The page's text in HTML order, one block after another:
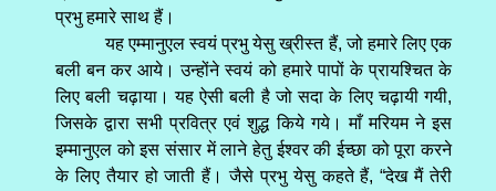
प्रभु हमारे साथ हैं।
यह एम्मानुएल स्वयं प्रभु येसु ख्रीस्त हैं, जो हमारे लिए एक
बली बन कर आये। उन्होंने स्वयं को हमारे पापों के प्रायश्चित के
लिए बली चढ़ाया। यह ऐसी बली है जो सदा के लिए चढ़ायी गयी,
जिसके द्वारा सभी प्रवित्र एवं शुद्ध किये गये। माँ मरियम ने इस
इम्मानुएल को इस संसार में लाने हेतु ईश्वर की ईच्छा को पूरा करने
के लिए तैयार हो जाती हैं। जैसे प्रभु येसु कहते हैं, “देख मैं तेरी